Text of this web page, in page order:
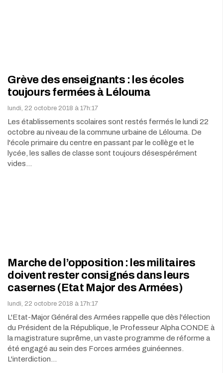
Grève des enseignants : les écoles
toujours fermées à Lélouma
lundi, 22 octobre 2018 à 17h:17
Les établissements scolaires sont restés fermés le lundi 22
octobre au niveau de la commune urbaine de Lélouma. De
l'école primaire du centre en passant par le collège et le
lycée, les salles de classe sont toujours désespérément
vides…
Marche de l’opposition : les militaires
doivent rester consignés dans leurs
casernes (Etat Major des Armées)
lundi, 22 octobre 2018 à 17h:17
L'Etat-Major Général des Armées rappelle que dès l'élection
du Président de la République, le Professeur Alpha CONDE à
la magistrature suprême, un vaste programme de réforme a
été engagé au sein des Forces armées guinéennes.
L'interdiction…